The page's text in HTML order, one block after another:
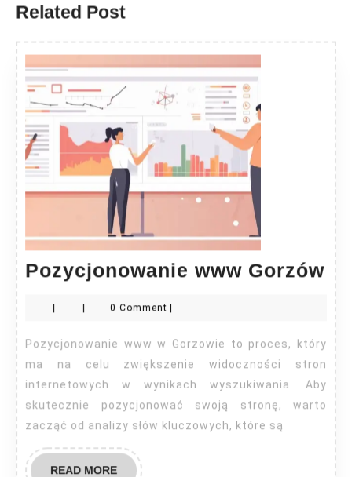
Related Post
Pozycjonowanie www Gorzów
| | 0 Comment |
Pozycjonowanie www w Gorzowie to proces, który
ma na celu zwiększenie widoczności stron
internetowych w wynikach wyszukiwania. Aby
skutecznie pozycjonować swoją stronę, warto
zacząć od analizy słów kluczowych, które są
READ MOREREAD